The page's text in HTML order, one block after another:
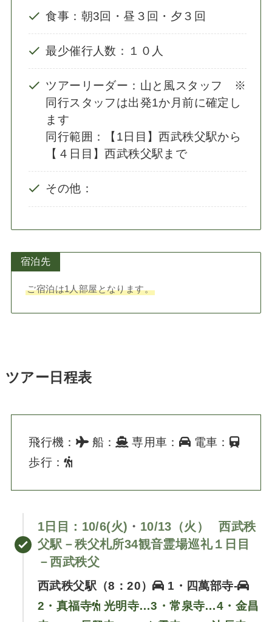
食事：朝3回・昼３回・夕３回
最少催行人数：１０人
ツアーリーダー：山と風スタッフ ※
同行スタッフは出発1か月前に確定し
ます
同行範囲：【1日目】西武秩父駅から
【４日目】西武秩父駅まで
その他：
宿泊先
ご宿泊は1人部屋となります。
ツアー日程表
飛行機： 船： 専用車：
電車：
歩行：
1日目： 10/6(火) ・ 10/13（火）
西武秩
父駅－秩父札所34観音霊場巡礼１日目
－西武秩父
西武秩父駅（8：20）
1・四萬部寺-
2・真福寺
光明寺…3・常泉寺…4・金昌